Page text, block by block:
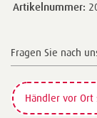
Artikelnummer:
Fragen Sie nach
Händler vor Ort